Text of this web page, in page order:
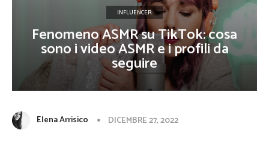
INFLUENCER
Fenomeno ASMR su TikTok: cosa
sono i video ASMR e i profili da
seguire
Elena Arrisico DICEMBRE 27, 2022